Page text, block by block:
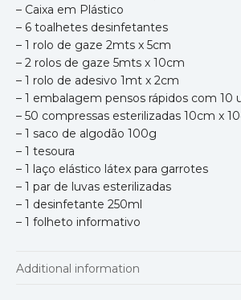
– Caixa em Plástico
– 6 toalhetes desinfetantes
– 1 rolo de gaze 2mts x 5cm
– 2 rolos de gaze 5mts x 10cm
– 1 rolo de adesivo 1mt x 2cm
– 1 embalagem pensos rápidos com 10
– 50 compressas esterilizadas 10cm x
– 1 saco de algodão 100g
– 1 tesoura
– 1 laço elástico látex para garrotes
– 1 par de luvas esterilizadas
– 1 desinfetante 250ml
– 1 folheto informativo
Additional information